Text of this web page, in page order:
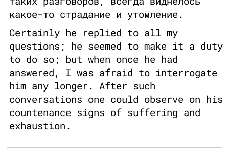
какое-то страдание и утомление.
Certainly he replied to all my
questions; he seemed to make it a duty
to do so; but when once he had
answered, I was afraid to interrogate
him any longer. After such
conversations one could observe on his
countenance signs of suffering and
exhaustion.